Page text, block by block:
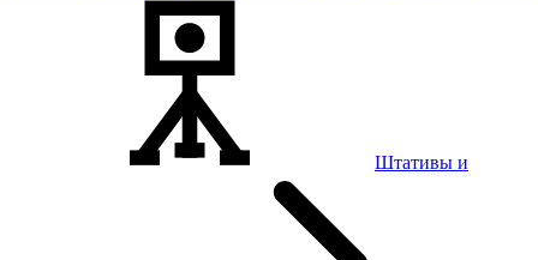
Штативы и